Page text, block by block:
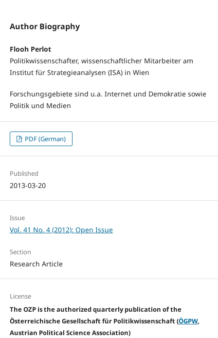
Author Biography
Flooh Perlot
Politikwissenschafter, wissenschaftlicher Mitarbeiter am
Institut für Strategieanalysen (ISA) in Wien
Forschungsgebiete sind u.a. Internet und Demokratie sowie
Politik und Medien
PDF (German)
Published
2013-03-20
Issue
Vol. 41 No. 4 (2012): Open Issue
Section
Research Article
License
The OZP is the authorized quarterly publication of the
Österreichische Gesellschaft für Politikwissenschaft (ÖGPW,
Austrian Political Science Association)